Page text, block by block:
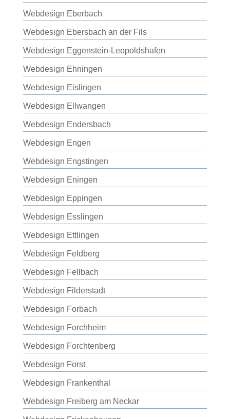
Webdesign Eberbach
Webdesign Ebersbach an der Fils
Webdesign Eggenstein-Leopoldshafen
Webdesign Ehningen
Webdesign Eislingen
Webdesign Ellwangen
Webdesign Endersbach
Webdesign Engen
Webdesign Engstingen
Webdesign Eningen
Webdesign Eppingen
Webdesign Esslingen
Webdesign Ettlingen
Webdesign Feldberg
Webdesign Fellbach
Webdesign Filderstadt
Webdesign Forbach
Webdesign Forchheim
Webdesign Forchtenberg
Webdesign Forst
Webdesign Frankenthal
Webdesign Freiberg am Neckar